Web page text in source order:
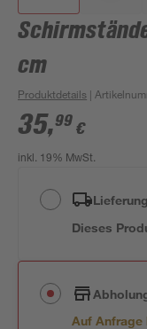
cm
Produktdetails |
35,99 €
inkl. 19% MwSt.
Dieses
Auf